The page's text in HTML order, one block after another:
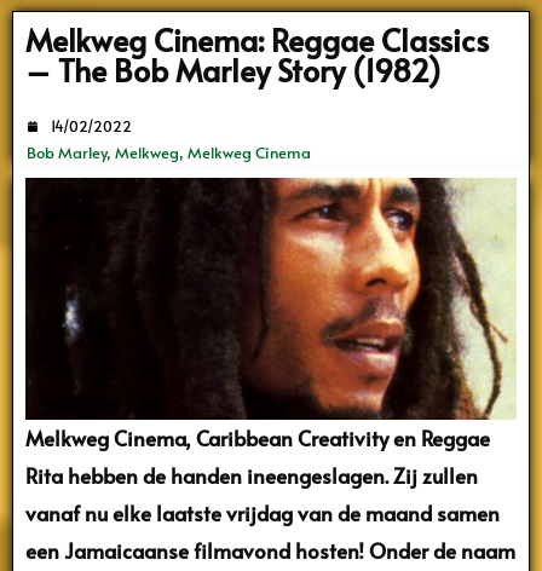
Melkweg Cinema: Reggae Classics
– The Bob Marley Story (1982)
Bob Marley, Melkweg, Melkweg Cinema
14/02/2022
Melkweg Cinema, Caribbean Creativity en Reggae
Rita hebben de handen ineengeslagen. Zij zullen
vanaf nu elke laatste vrijdag van de maand samen
een Jamaicaanse filmavond hosten! Onder de naam